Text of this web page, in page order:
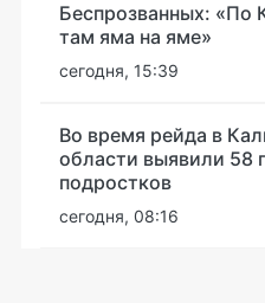
Беспрозванных: «По
там яма на яме»
сегодня, 15:39
Во время рейда в
области выявили 58
подростков
сегодня, 08:16